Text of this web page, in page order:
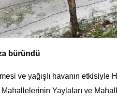
büründü
ve yağışlı havanın
Yaylaları ve